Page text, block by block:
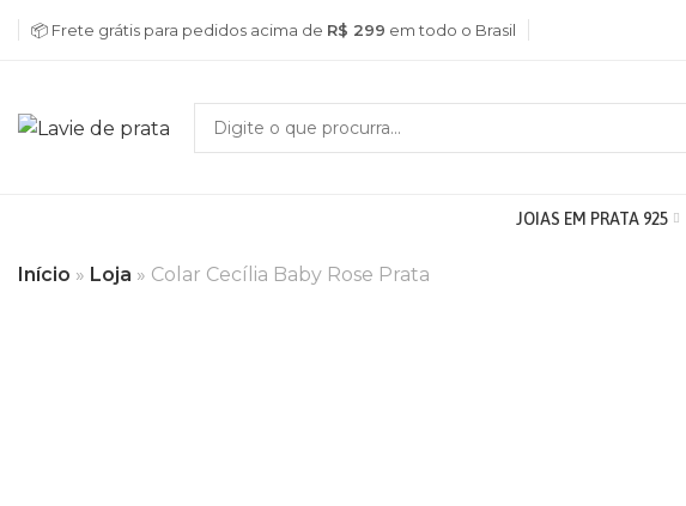
📦 Frete grátis para pedidos acima de R$ 299 em todo o Brasil
JOIAS EM PRATA 925
Início » Loja » Colar Cecília Baby Rose Prata